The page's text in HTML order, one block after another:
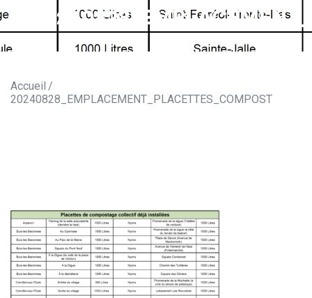
Accueil
20240828_EMPLACEMENT_PLACETTES_COMPOST